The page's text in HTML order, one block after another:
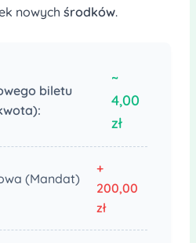
nowych środków.
biletu
~
4,00
zł
(Mandat)
+
200,00
zł